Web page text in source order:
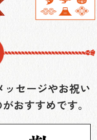
ッセージやお祝い
おすすめです。